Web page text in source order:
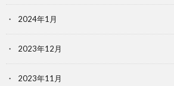
2024年1月
2023年12月
2023年11月